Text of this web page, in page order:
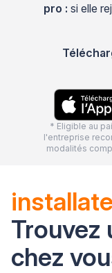
pro : si elle
* Eligible au
l'entreprise
modalités
Trouvez
chez